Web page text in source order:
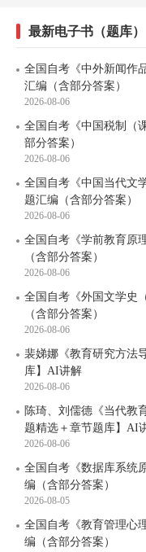
最新电子书（题库）
全国自考《中外新闻作
汇编（含部分答案）
2026-08-06
全国自考《中国税制（
部分答案）
2026-08-06
全国自考《中国当代文
题汇编（含部分答案）
2026-08-06
全国自考《学前教育原
（含部分答案）
2026-08-06
全国自考《外国文学史
（含部分答案）
2026-08-06
裴娣娜《教育研究方法
库】AI讲解
2026-08-06
陈琦、刘儒德《当代教
题精选＋章节题库】AI
2026-08-06
全国自考《数据库系统
编（含部分答案）
2026-08-05
全国自考《教育管理心
编（含部分答案）